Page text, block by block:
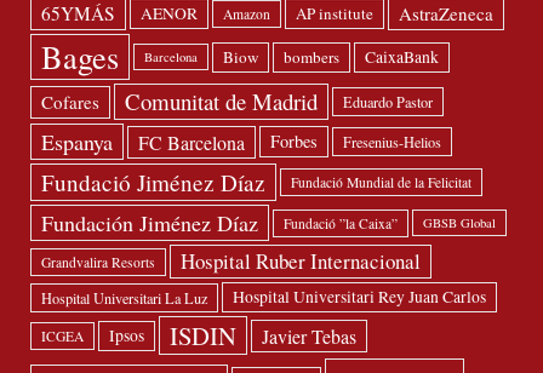
65YMÁS AENOR Amazon AP institute AstraZeneca
Bages Barcelona Biow bombers CaixaBank
Cofares Comunitat de Madrid Eduardo Pastor
Espanya FC Barcelona Forbes Fresenius-Helios
Fundació Jiménez Díaz Fundació Mundial de la Felicitat
Fundación Jiménez Díaz Fundació ”la Caixa” GBSB Global
Grandvalira Resorts Hospital Ruber Internacional
Hospital Universitari La Luz Hospital Universitari Rey Juan Carlos
ICGEA Ipsos ISDIN Javier Tebas